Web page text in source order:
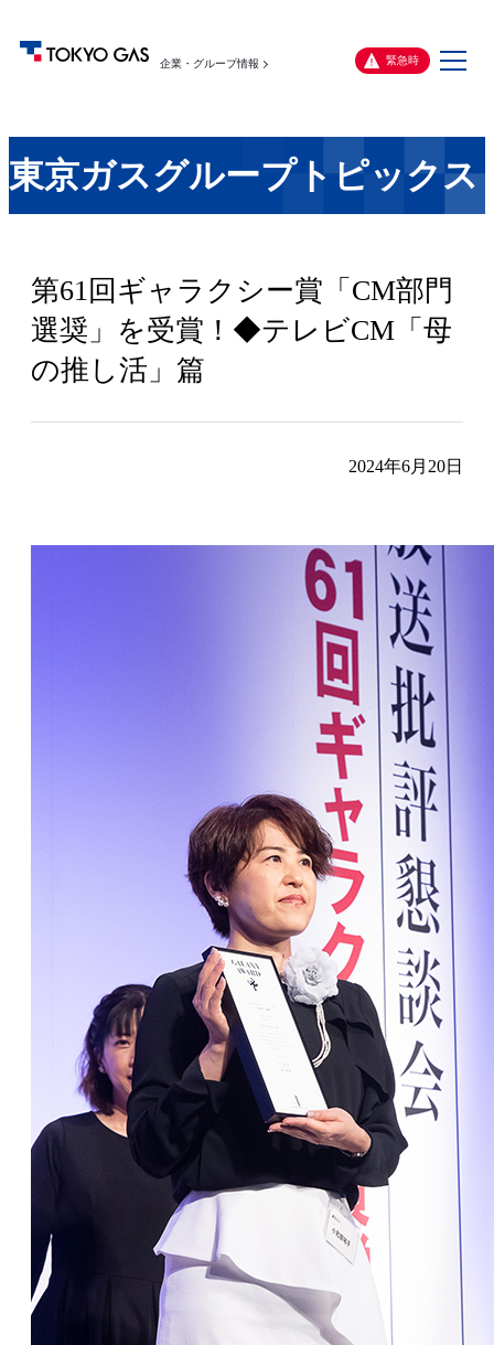
企業・グループ情報 緊急時
メ
東京ガスグループトピックス
第61回ギャラクシー賞「CM部門
選奨」を受賞！◆テレビCM「母
の推し活」篇
2024年6月20日